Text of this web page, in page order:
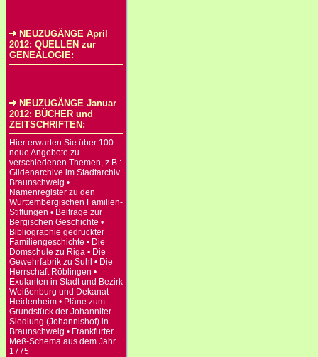
NEUZUGÄNGE April
2012: QUELLEN zur
GENEALOGIE:
NEUZUGÄNGE Januar
2012: BÜCHER und
ZEITSCHRIFTEN:
Hier erwarten Sie über 100
neue Angebote zu
verschiedenen Themen, z.B.:
Gildenarchive im Stadtarchiv
Braunschweig •
Namenregister zu den
Württembergischen Familien-
Stiftungen • Beiträge zur
Bergischen Geschichte •
Bibliographie gedruckter
Familiengeschichte • Die
Domschule zu Riga • Die
Gewehrfabrik zu Suhl • Die
Herrschaft Röblingen •
Exulanten in Stadt und Bezirk
Weißenburg und Dekanat
Heidenheim • Pläne zum
Grundstück der Johanniter-
Siedlung (Johannishof) in
Braunschweig • Frankfurter
Meß-Schema aus dem Jahr
1775